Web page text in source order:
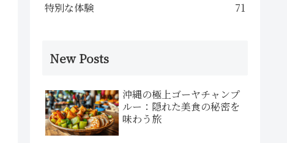
特別な体験 71
New Posts
沖縄の極上ゴーヤチャンプ
ルー：隠れた美食の秘密を
味わう旅